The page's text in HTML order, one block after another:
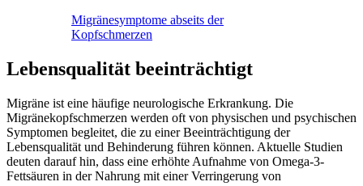
Migränesymptome abseits der
Kopfschmerzen
Lebensqualität beeinträchtigt
Migräne ist eine häufige neurologische Erkrankung. Die
Migränekopfschmerzen werden oft von physischen und psychischen
Symptomen begleitet, die zu einer Beeinträchtigung der
Lebensqualität und Behinderung führen können. Aktuelle Studien
deuten darauf hin, dass eine erhöhte Aufnahme von Omega-3-
Fettsäuren in der Nahrung mit einer Verringerung von